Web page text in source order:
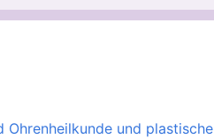
Ohrenheilkunde und plastische